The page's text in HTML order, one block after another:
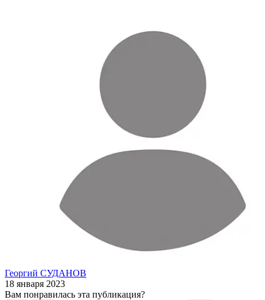
Георгий СУДАНОВ
18 января 2023
Вам понравилась эта публикация?